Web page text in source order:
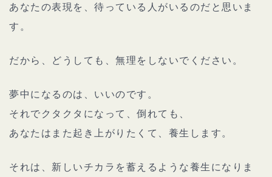
あなたの表現を、待っている人がいるのだと思いま
す。
だから、どうしても、無理をしないでください。
夢中になるのは、いいのです。
それでクタクタになって、倒れても、
あなたはまた起き上がりたくて、養生します。
それは、新しいチカラを蓄えるような養生になりま